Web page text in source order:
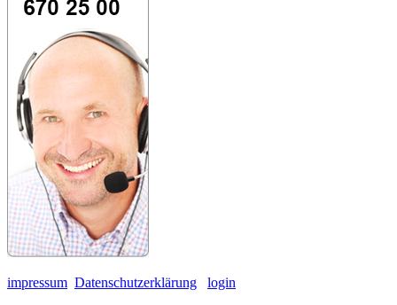
impressum Datenschutzerklärung login